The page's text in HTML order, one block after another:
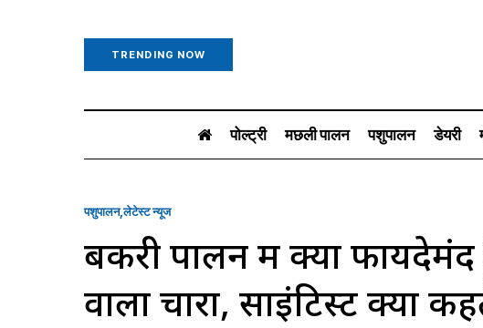
TRENDING NOW
पोल्ट्री मछली पालन पशुपालन डेयरी
पशुपालन लेटेस्ट न्यूज
बकरी पालन में क्यों फायदेमंद
वाला चारा, साइंटिस्ट क्या